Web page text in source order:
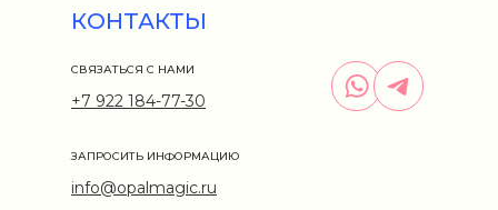
КОНТАКТЫ
info@opalmagic.ru
+7 922 184-77-30
СВЯЗАТЬСЯ С НАМИ
ЗАПРОСИТЬ ИНФОРМАЦИЮ